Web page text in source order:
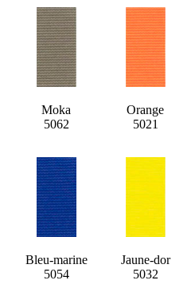
Moka
5062
Orange
5021
Bleu-marine
5054
Jaune-dor
5032